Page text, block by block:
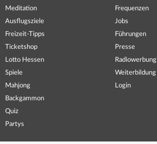
Meditation
Ausflugsziele
Freizeit-Tipps
Ticketshop
Lotto Hessen
Spiele
Mahjong
Backgammon
Quiz
Partys
Frequenzen
Jobs
Führungen
Presse
Radiowerbung
Weiterbildung
Login